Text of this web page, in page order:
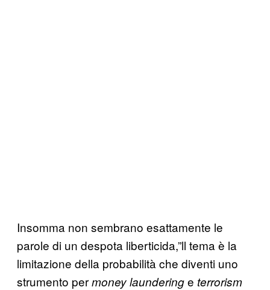
Insomma non sembrano esattamente le
parole di un despota liberticida,”ll tema è la
limitazione della probabilità che diventi uno
strumento permoney launderinge terrorism